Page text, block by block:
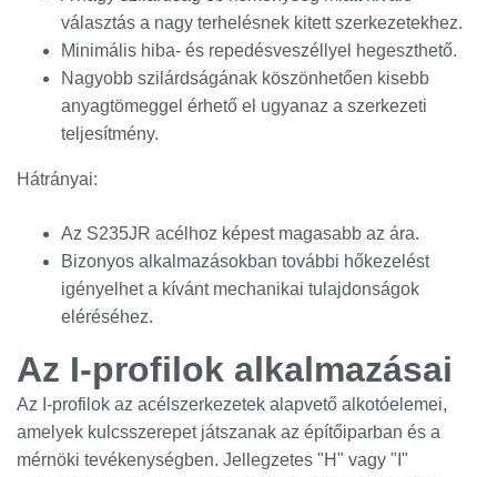
választás a nagy terhelésnek kitett szerkezetekhez.
Minimális hiba- és repedésveszéllyel hegeszthető.
Nagyobb szilárdságának köszönhetően kisebb
anyagtömeggel érhető el ugyanaz a szerkezeti
teljesítmény.
Hátrányai:
Az S235JR acélhoz képest magasabb az ára.
Bizonyos alkalmazásokban további hőkezelést
igényelhet a kívánt mechanikai tulajdonságok
eléréséhez.
Az I-profilok alkalmazásai
Az I-profilok az acélszerkezetek alapvető alkotóelemei,
amelyek kulcsszerepet játszanak az építőiparban és a
mérnöki tevékenységben. Jellegzetes "H" vagy "I"